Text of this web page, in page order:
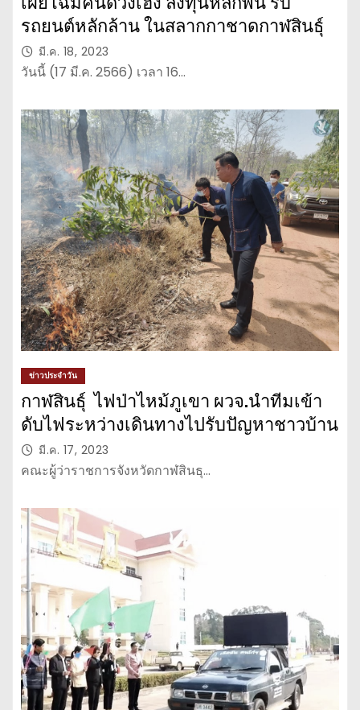
รถยนต์หลักล้าน ในสลากกาชาดกาฬสินธุ์
มี.ค. 18, 2023
วันนี้ (17 มี.ค. 2566) เวลา 16…
ข่าวประจำวัน
กาฬสินธุ์ ไฟป่าไหม้ภูเขา ผวจ.นำทีมเข้า
ดับไฟระหว่างเดินทางไปรับปัญหาชาวบ้าน
มี.ค. 17, 2023
คณะผู้ว่าราชการจังหวัดกาฬสินธุ…